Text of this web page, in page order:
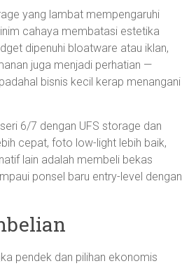
yang lambat mempengaruhi
cahaya membatasi estetika
dipenuhi bloatware atau iklan,
juga menjadi perhatian —
bisnis kecil kerap menangani
6/7 dengan UFS storage dan
cepat, foto low-light lebih baik,
lain adalah membeli bekas
ponsel baru entry-level dengan
pendek dan pilihan ekonomis